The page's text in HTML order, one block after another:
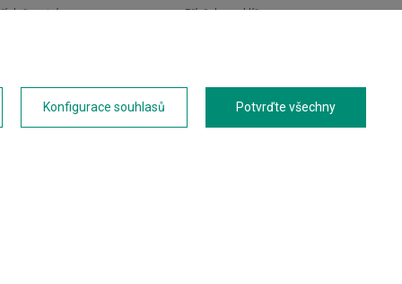
Termosky
Přívěsky na klíče
Konfigurace souhlasů Potvrďte všechny